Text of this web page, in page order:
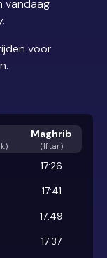
vandaag
voor
)
Maghrib
(Iftar)
17:26
17:41
17:49
17:37